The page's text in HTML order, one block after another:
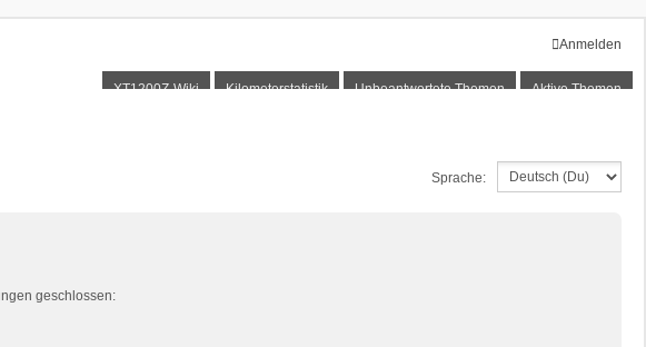
Anmelden
XT1200Z-Wiki Kilometerstatistik Unbeantwortete Themen Aktive Themen
Sprache:
geschlossen: